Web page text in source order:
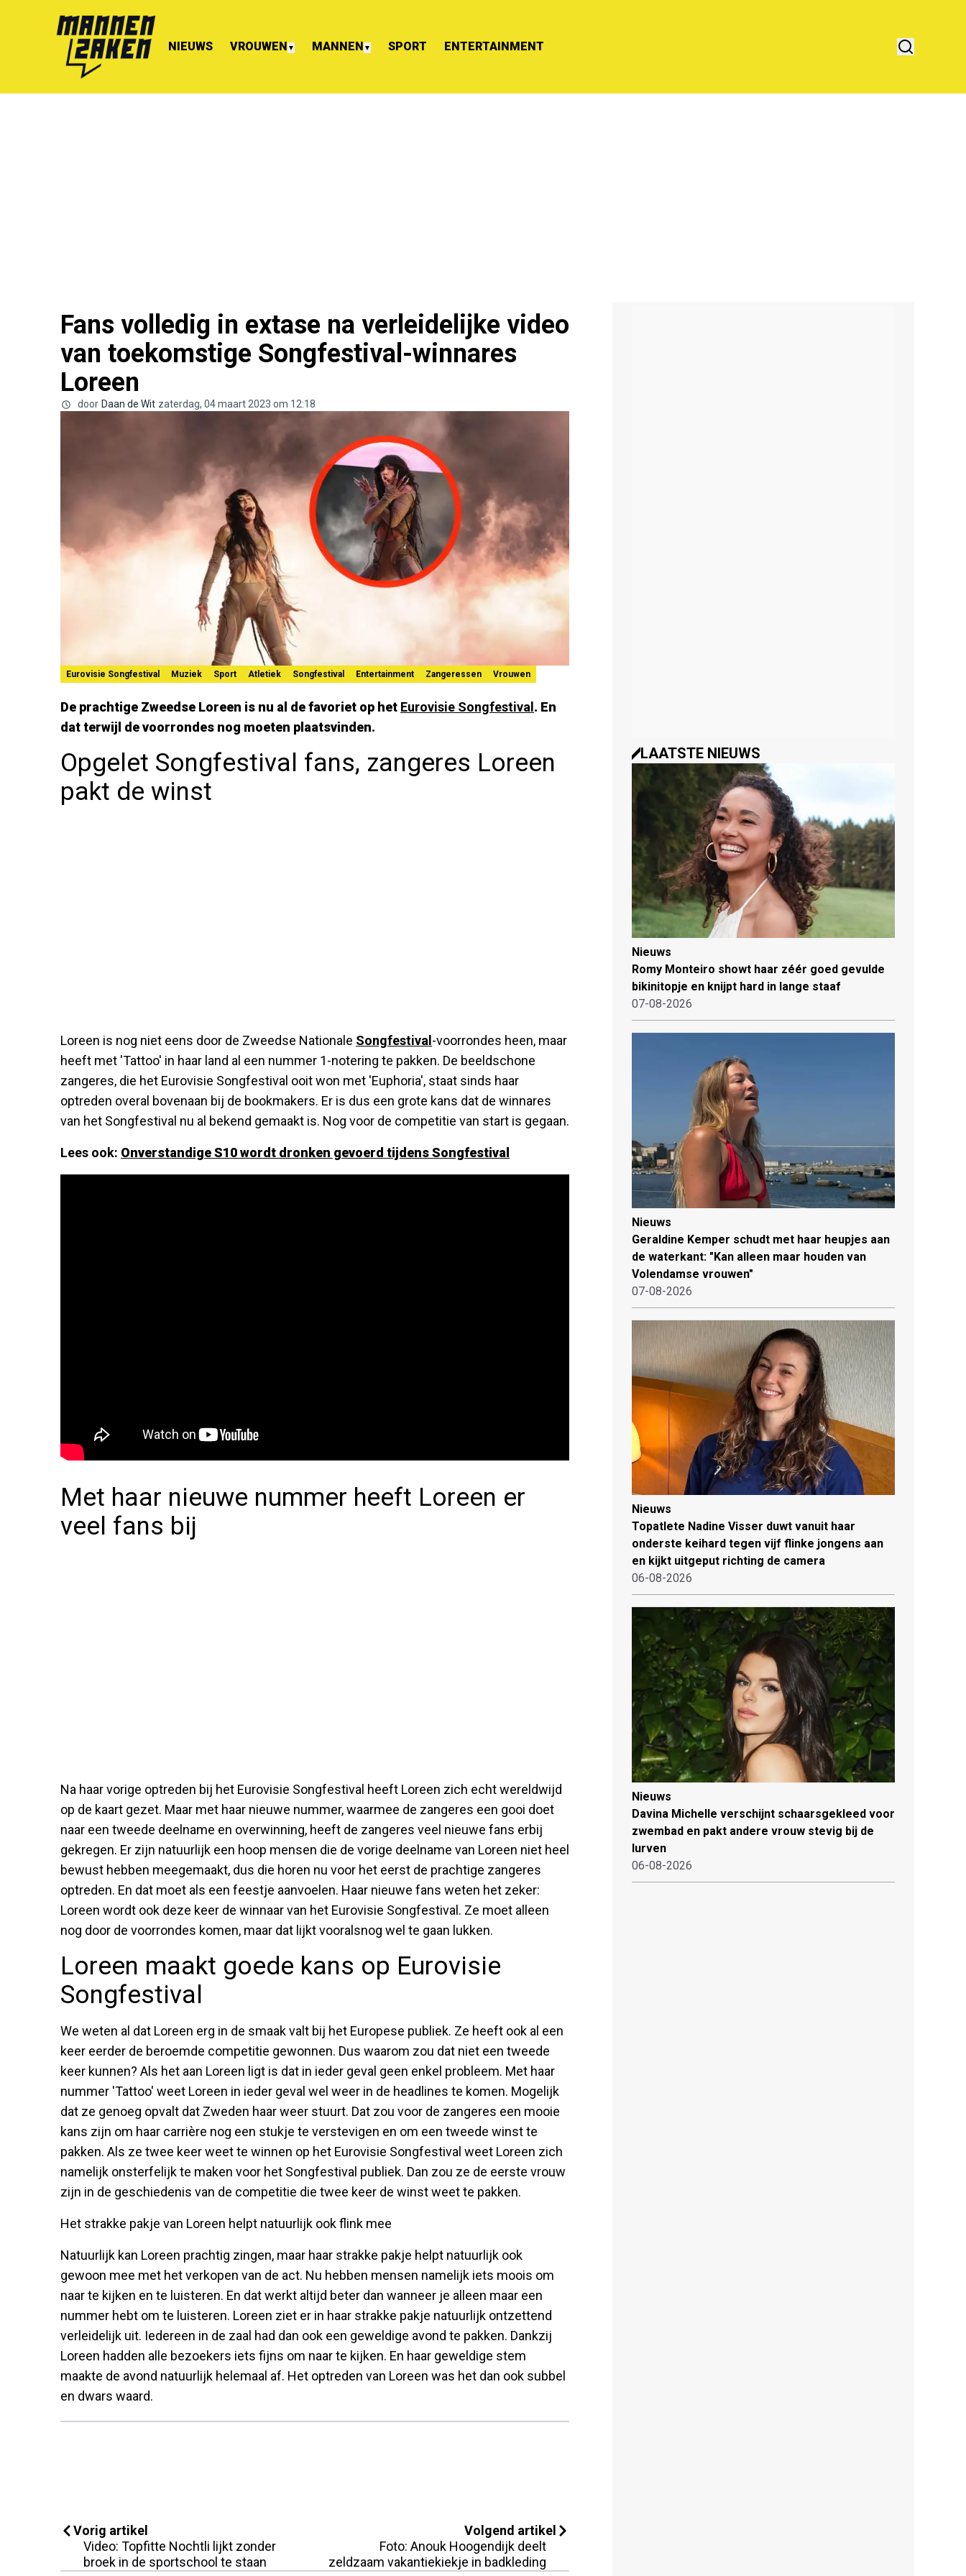
NIEUWS VROUWEN ▼ MANNEN ▼ SPORT ENTERTAINMENT
Fans volledig in extase na verleidelijke video
van toekomstige Songfestival-winnares
Loreen
door Daan de Wit zaterdag, 04 maart 2023 om 12:18
Eurovisie Songfestival Muziek Sport Atletiek Songfestival Entertainment Zangeressen Vrouwen
De prachtige Zweedse Loreen is nu al de favoriet op het Eurovisie Songfestival. En
dat terwijl de voorrondes nog moeten plaatsvinden.
Opgelet Songfestival fans, zangeres Loreen
pakt de winst
Loreen is nog niet eens door de Zweedse Nationale Songfestival-voorrondes heen, maar
heeft met 'Tattoo' in haar land al een nummer 1-notering te pakken. De beeldschone
zangeres, die het Eurovisie Songfestival ooit won met 'Euphoria', staat sinds haar
optreden overal bovenaan bij de bookmakers. Er is dus een grote kans dat de winnares
van het Songfestival nu al bekend gemaakt is. Nog voor de competitie van start is gegaan.
Lees ook: Onverstandige S10 wordt dronken gevoerd tijdens Songfestival
Met haar nieuwe nummer heeft Loreen er
veel fans bij
Na haar vorige optreden bij het Eurovisie Songfestival heeft Loreen zich echt wereldwijd
op de kaart gezet. Maar met haar nieuwe nummer, waarmee de zangeres een gooi doet
naar een tweede deelname en overwinning, heeft de zangeres veel nieuwe fans erbij
gekregen. Er zijn natuurlijk een hoop mensen die de vorige deelname van Loreen niet heel
bewust hebben meegemaakt, dus die horen nu voor het eerst de prachtige zangeres
optreden. En dat moet als een feestje aanvoelen. Haar nieuwe fans weten het zeker:
Loreen wordt ook deze keer de winnaar van het Eurovisie Songfestival. Ze moet alleen
nog door de voorrondes komen, maar dat lijkt vooralsnog wel te gaan lukken.
Loreen maakt goede kans op Eurovisie
Songfestival
We weten al dat Loreen erg in de smaak valt bij het Europese publiek. Ze heeft ook al een
keer eerder de beroemde competitie gewonnen. Dus waarom zou dat niet een tweede
keer kunnen? Als het aan Loreen ligt is dat in ieder geval geen enkel probleem. Met haar
nummer 'Tattoo' weet Loreen in ieder geval wel weer in de headlines te komen. Mogelijk
dat ze genoeg opvalt dat Zweden haar weer stuurt. Dat zou voor de zangeres een mooie
kans zijn om haar carrière nog een stukje te verstevigen en om een tweede winst te
pakken. Als ze twee keer weet te winnen op het Eurovisie Songfestival weet Loreen zich
namelijk onsterfelijk te maken voor het Songfestival publiek. Dan zou ze de eerste vrouw
zijn in de geschiedenis van de competitie die twee keer de winst weet te pakken.
Het strakke pakje van Loreen helpt natuurlijk ook flink mee
Natuurlijk kan Loreen prachtig zingen, maar haar strakke pakje helpt natuurlijk ook
gewoon mee met het verkopen van de act. Nu hebben mensen namelijk iets moois om
naar te kijken en te luisteren. En dat werkt altijd beter dan wanneer je alleen maar een
nummer hebt om te luisteren. Loreen ziet er in haar strakke pakje natuurlijk ontzettend
verleidelijk uit. Iedereen in de zaal had dan ook een geweldige avond te pakken. Dankzij
Loreen hadden alle bezoekers iets fijns om naar te kijken. En haar geweldige stem
maakte de avond natuurlijk helemaal af. Het optreden van Loreen was het dan ook subbel
en dwars waard.
Vorig artikel
Video: Topfitte Nochtli lijkt zonder
broek in de sportschool te staan
Volgend artikel
Foto: Anouk Hoogendijk deelt
zeldzaam vakantiekiekje in badkleding
LAATSTE NIEUWS
Nieuws
Romy Monteiro showt haar zéér goed gevulde
bikinitopje en knijpt hard in lange staaf
07-08-2026
Nieuws
Geraldine Kemper schudt met haar heupjes aan
de waterkant: "Kan alleen maar houden van
Volendamse vrouwen"
07-08-2026
Nieuws
Topatlete Nadine Visser duwt vanuit haar
onderste keihard tegen vijf flinke jongens aan
en kijkt uitgeput richting de camera
06-08-2026
Nieuws
Davina Michelle verschijnt schaarsgekleed voor
zwembad en pakt andere vrouw stevig bij de
lurven
06-08-2026